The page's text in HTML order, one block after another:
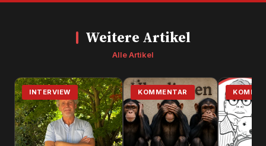
Weitere Artikel
Alle Artikel
INTERVIEW KOMMENTAR